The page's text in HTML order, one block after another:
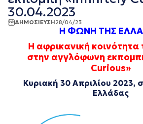
30.04.2023
ΔΗΜΟΣΙΕΥΣΗ28/04/23
Η ΦΩΝΗ ΤΗΣ
Η αφρικανική κοινότητα
στην αγγλόφωνη
Curious»
Κυριακή 30 Απριλίου 2023,
Ελλάδας